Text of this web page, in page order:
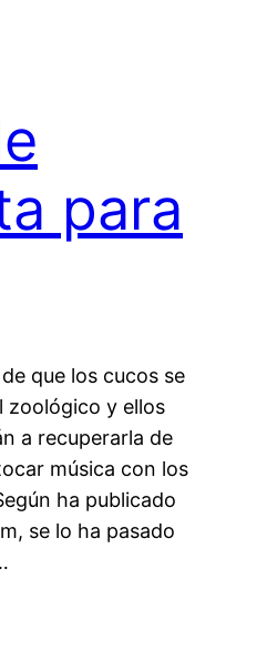
para
que los cucos se
zoológico y ellos
a recuperarla de
música con los
ha publicado
se lo ha pasado